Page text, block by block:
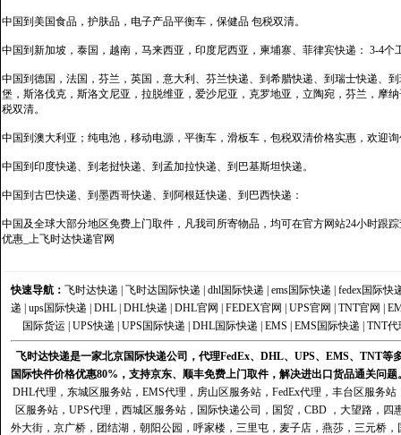
中国到美国食品，护肤品，电子产品平衡车，保健品 包税双清。
中国到新加坡，泰国，越南，马来西亚，印度尼西亚，柬埔寨、菲律宾快递： 3-4个
中国到德国，法国，芬兰，英国，意大利、芬兰快递、到希腊快递、到瑞士快递、
堡，斯洛伐克，斯洛文尼亚，拉脱维亚，爱沙尼亚，克罗地亚，立陶宛，芬兰，摩
税双清。
中国到澳大利亚；纯电池，移动电源，平衡车，滑板车，包税双清价格实惠，欢迎
中国到印度快递、到老挝快递、到孟加拉快递、到巴基斯坦快递。
中国到古巴快递、到墨西哥快递、到阿根廷快递、到巴西快递：
中国及全球大部分地区免费上门取件，凡我司所寄物品，均可在官方网站24小时跟
优惠_上飞时达快递官网
快速导航： 飞时达快递 飞时达国际快递 dhl国际快递 ems国际快递
fedex国际快
递
ups国际快递 DHL DHL快递 DHL官网 FEDEX官网 UPS官网 TNT官网
国际货运| UPS快递 UPS国际快递 DHL国际快递 EMS EMS国际快递 TNT代
飞时达快递是一家北京国际快递公司，代理FedEx、DHL、UPS、EMS、TNT
国际快件价格优惠80%，支持京东、顺丰免费上门取件，解决进出口货品通关问题
DHL代理 ， 东城区服务站 ， EMS代理 ， 房山区服务站 ， FedEx代理 ， 丰台区服务站
区服务站， UPS代理 ， 西城区服务站， 国际快递公司 ，国贸，CBD ，大望路，
外大街，京广桥，团结湖，朝阳公园，呼家楼，三里屯，麦子店，燕莎，三元桥